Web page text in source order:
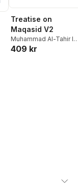
Treatise on
Maqasid V2
Muhammad Al-Tahir
Ashur
409 kr